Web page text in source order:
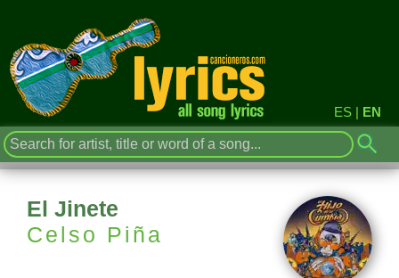
ES | EN
El Jinete
Celso Piña